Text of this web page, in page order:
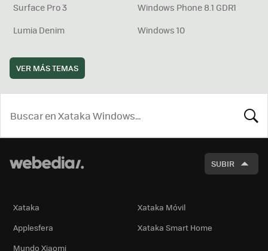
Surface Pro 3
Windows Phone 8.1 GDR1
Lumia Denim
Windows 10
VER MÁS TEMAS
SUBIR
Xataka
Xataka Móvil
Applesfera
Xataka Smart Home
Mundo Xiaomi